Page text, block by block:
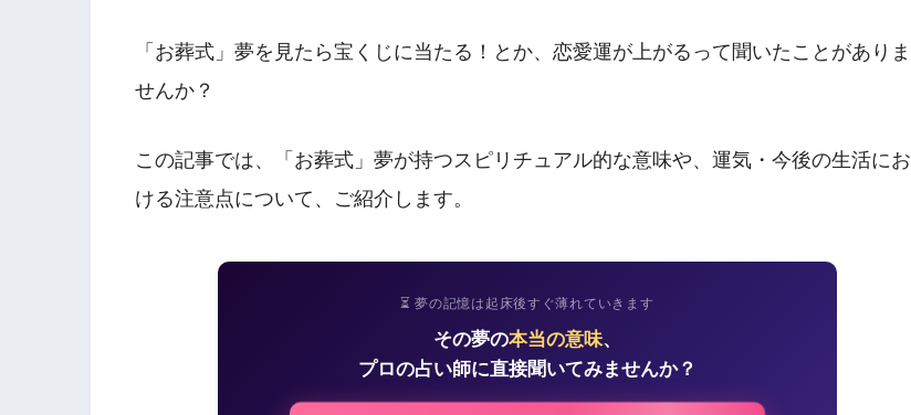
「お葬式」夢を見たら宝くじに当たる！とか、恋愛運が上がるって聞いたことがありま
せんか？
この記事では、「お葬式」夢が持つスピリチュアル的な意味や、運気・今後の生活にお
ける注意点について、ご紹介します。
⏳ 夢の記憶は起床後すぐ薄れていきます
その夢の本当の意味、
プロの占い師に直接聞いてみませんか？